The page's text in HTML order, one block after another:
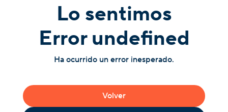
Lo sentimos
Error undefined
Ha ocurrido un error inesperado.
Volver